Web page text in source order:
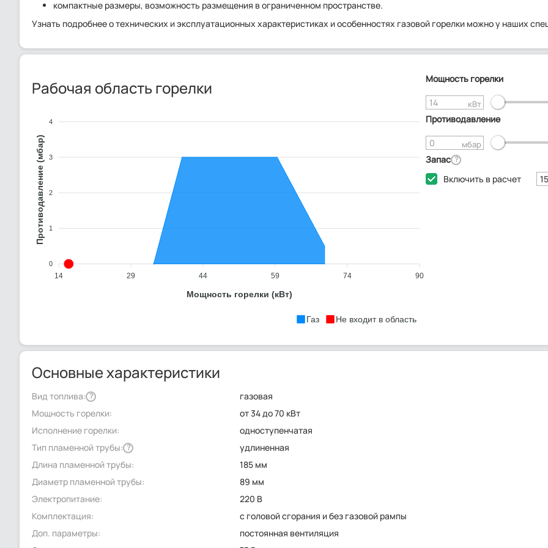
компактные размеры, возможность размещения в ограниченном пространстве.
Узнать подробнее о технических и эксплуатационных характеристиках и особенностях газовой горелки можно у наших
Рабочая область горелки
4
3
2
1
0
Противодавление (мбар)
14 29 44 59 74 90
Мощность горелки (кВт)
Газ Не входит в область
Мощность горелки
кВт
Противодавление
мбар
Запас ?
Включить в расчет
Основные характеристики
Вид топлива: ?
газовая
Мощность горелки:
от 34 до 70 кВт
Исполнение горелки:
одноступенчатая
Тип пламенной трубы: ?
удлиненная
Длина пламенной трубы:
185 мм
Диаметр пламенной трубы:
89 мм
Электропитание:
220 В
Комплектация:
с головой сгорания и без газовой рампы
Доп. параметры:
постоянная вентиляция